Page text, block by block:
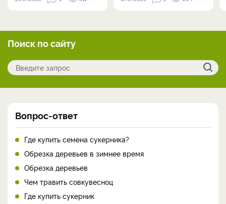
Поиск по сайту
Вопрос-ответ
Где купить семена сукерника?
Обрезка деревьев в зимнее время
Обрезка деревьев
Чем травить совкувесноц
Где купить сукерник